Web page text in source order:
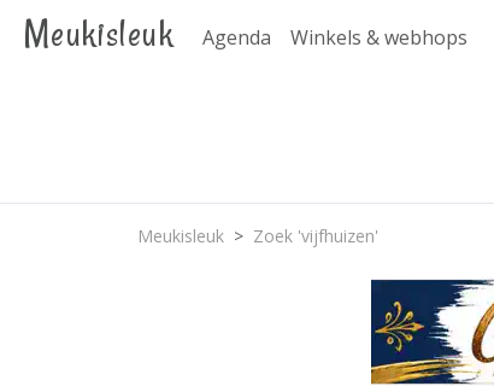
Meukisleuk Agenda Winkels & webhops
Meukisleuk Zoek 'vijfhuizen'